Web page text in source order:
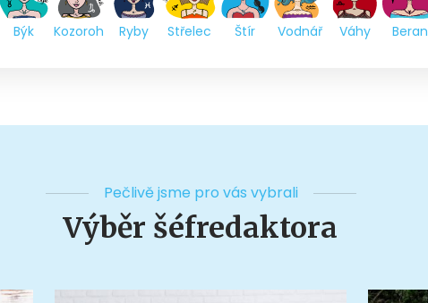
Býk Kozoroh Ryby Střelec Štír Vodnář Váhy Beran
Pečlivě jsme pro vás vybrali
Výběr šéfredaktora